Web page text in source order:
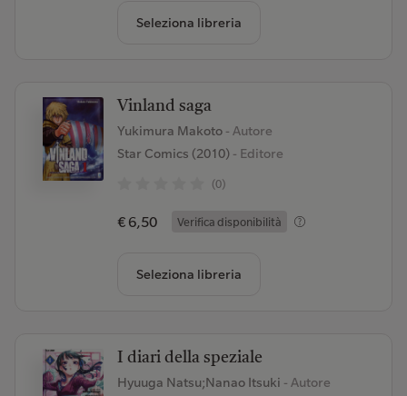
Seleziona libreria
Vinland saga
Yukimura Makoto - Autore
Star Comics (2010)- Editore
(0)
€ 6,50 Verifica disponibilità
Seleziona libreria
I diari della speziale
Hyuuga Natsu;Nanao Itsuki - Autore